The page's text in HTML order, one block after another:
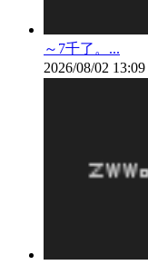
～7千了。...
2026/08/02 13:09